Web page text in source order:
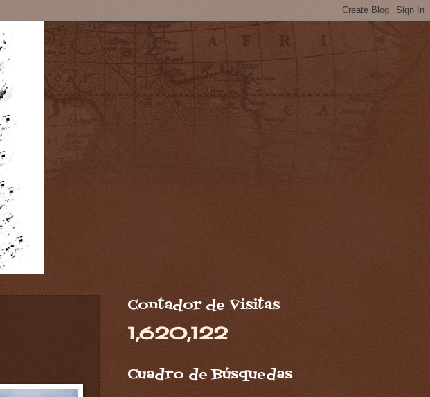
Contador de Visitas
1,620,122
Cuadro de Búsquedas